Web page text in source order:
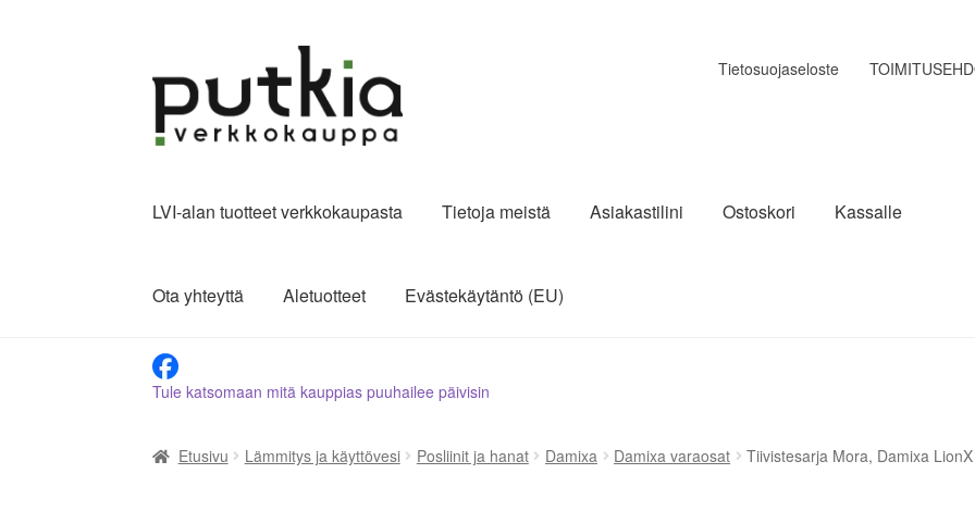
navigointiin
sisältöön
Tietosuojaseloste
LVI-alan tuotteet verkkokaupasta Tietoja meistä Asiakastilini Ostoskori Kassalle
Ota yhteyttä Aletuotteet Evästekäytäntö (EU)
Tule katsomaan mitä kauppias puuhailee päivisin
Etusivu Lämmitys ja käyttövesi Posliinit ja hanat Damixa Damixa varaosat Tiivistesarja Mora, Damixa